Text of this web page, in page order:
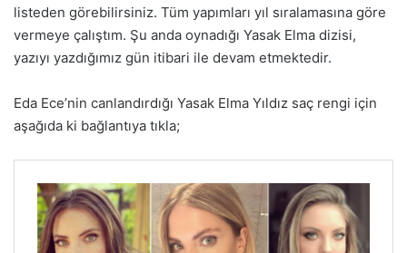
listeden görebilirsiniz. Tüm yapımları yıl sıralamasına göre
vermeye çalıştım. Şu anda oynadığı Yasak Elma dizisi,
yazıyı yazdığımız gün itibari ile devam etmektedir.
Eda Ece’nin canlandırdığı Yasak Elma Yıldız saç rengi için
aşağıda ki bağlantıya tıkla;